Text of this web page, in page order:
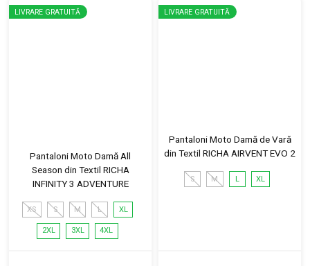
LIVRARE GRATUITĂ
Pantaloni Moto Damă All
Season din Textil RICHA
INFINITY 3 ADVENTURE
XS S M L XL
2XL 3XL 4XL
LIVRARE GRATUITĂ
Pantaloni Moto Damă de Vară
din Textil RICHA AIRVENT EVO 2
S M L XL